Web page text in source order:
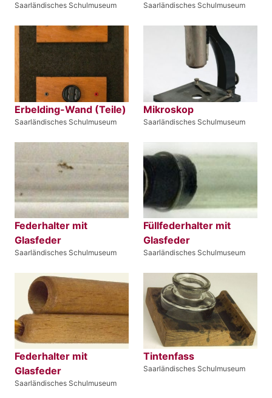
Saarländisches Schulmuseum Saarländisches Schulmuseum
Erbelding-Wand (Teile)
Saarländisches Schulmuseum
Mikroskop
Saarländisches Schulmuseum
Federhalter mit
Glasfeder
Saarländisches Schulmuseum
Füllfederhalter mit
Glasfeder
Saarländisches Schulmuseum
Federhalter mit
Glasfeder
Saarländisches Schulmuseum
Tintenfass
Saarländisches Schulmuseum